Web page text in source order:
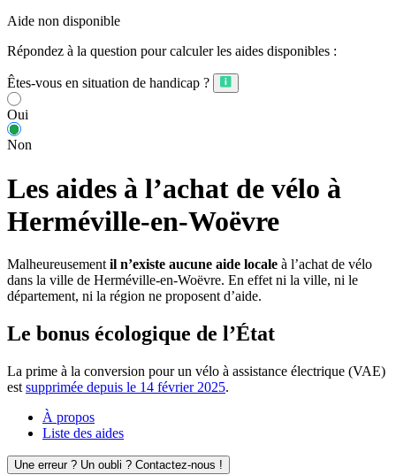
Aide non disponible
Répondez à la question pour calculer les aides disponibles :
Êtes-vous en situation de handicap ?
Oui
Non
Les aides à l’achat de vélo à
Herméville-en-Woëvre
Malheureusement il n’existe aucune aide locale à l’achat de vélo
dans la ville de Herméville-en-Woëvre. En effet ni la ville, ni le
département, ni la région ne proposent d’aide.
Le bonus écologique de l’État
La prime à la conversion pour un vélo à assistance électrique (VAE)
est supprimée depuis le 14 février 2025.
À propos
Liste des aides
Une erreur ? Un oubli ? Contactez-nous !